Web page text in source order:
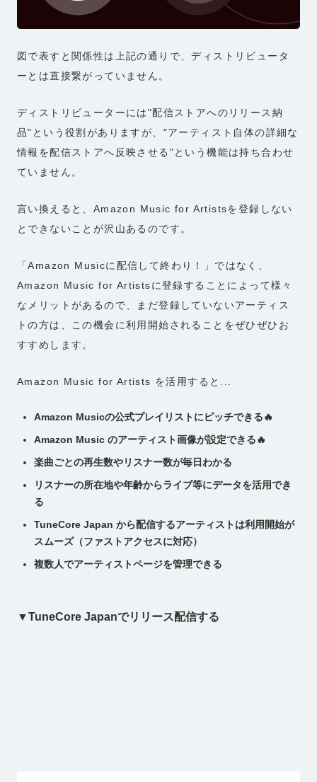
図で表すと関係性は上記の通りで、ディストリビュータ
ーとは直接繋がっていません。
ディストリビューターには"配信ストアへのリリース納
品"という役割がありますが、"アーティスト自体の詳細な
情報を配信ストアへ反映させる"という機能は持ち合わせ
ていません。
言い換えると、Amazon Music for Artistsを登録しない
とできないことが沢山あるのです。
「Amazon Musicに配信して終わり！」ではなく、
Amazon Music for Artistsに登録することによって様々
なメリットがあるので、まだ登録していないアーティス
トの方は、この機会に利用開始されることをぜひぜひお
すすめします。
Amazon Music for Artists を活用すると...
Amazon Musicの公式プレイリストにピッチできる🔥
Amazon Music のアーティスト画像が設定できる🔥
楽曲ごとの再生数やリスナー数が毎日わかる
リスナーの所在地や年齢からライブ等にデータを活用でき
る
TuneCore Japan から配信するアーティストは利用開始が
スムーズ（ファストアクセスに対応）
複数人でアーティストページを管理できる
▼TuneCore Japanでリリース配信する